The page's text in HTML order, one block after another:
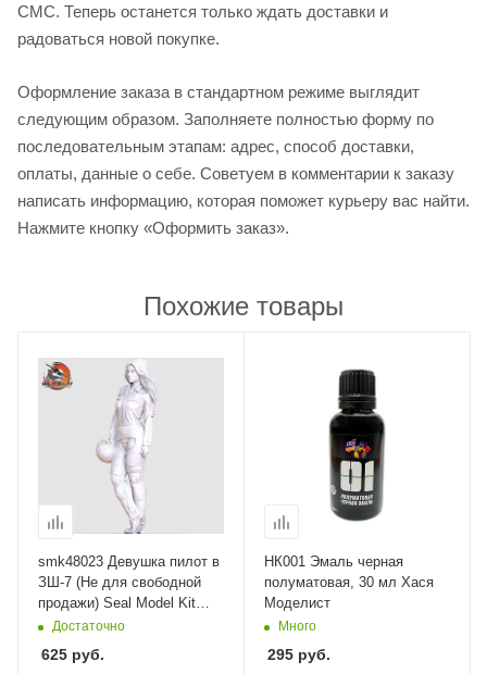
СМС. Теперь останется только ждать доставки и
радоваться новой покупке.
Оформление заказа в стандартном режиме выглядит
следующим образом. Заполняете полностью форму по
последовательным этапам: адрес, способ доставки,
оплаты, данные о себе. Советуем в комментарии к заказу
написать информацию, которая поможет курьеру вас найти.
Нажмите кнопку «Оформить заказ».
Похожие товары
smk48023 Девушка пилот в
ЗШ-7 (Не для свободной
продажи) Seal Model Kit
1/48Достаточно
625 руб.
НК001 Эмаль черная
полуматовая, 30 мл Хася
Моделист
Много
295 руб.